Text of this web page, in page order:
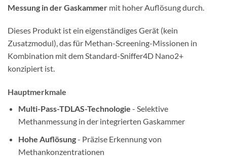
Messung in der Gaskammer mit hoher Auflösung durch.
Dieses Produkt ist ein eigenständiges Gerät (kein
Zusatzmodul), das für Methan-Screening-Missionen in
Kombination mit dem Standard-Sniffer4D Nano2+
konzipiert ist.
Hauptmerkmale
Multi-Pass-TDLAS-Technologie - Selektive
Methanmessung in der integrierten Gaskammer
Hohe Auflösung- Präzise Erkennung von
Methankonzentrationen